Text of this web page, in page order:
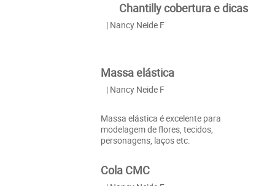
Chantilly cobertura e dicas
| Nancy Neide F
Massa elástica
| Nancy Neide F
Massa elástica é excelente para
modelagem de flores, tecidos,
personagens, laços etc.
Cola CMC